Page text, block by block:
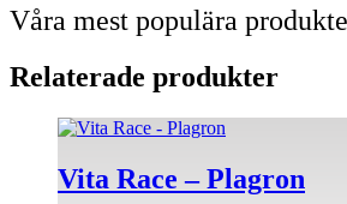
Våra mest populära
Relaterade produkter
Vita Race – Plagron
Den
produkten
har